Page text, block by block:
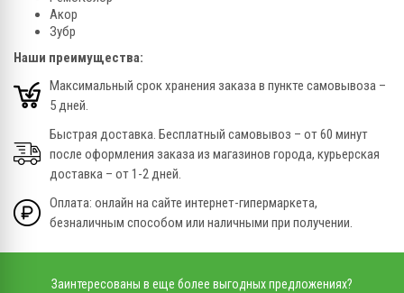
Акор
Зубр
Наши преимущества:
Максимальный срок хранения заказа в пункте самовывоза –
5 дней.
Быстрая доставка. Бесплатный самовывоз – от 60 минут
после оформления заказа из магазинов города, курьерская
доставка – от 1-2 дней.
Оплата: онлайн на сайте интернет-гипермаркета,
безналичным способом или наличными при получении.
Заинтересованы в еще более выгодных предложениях?